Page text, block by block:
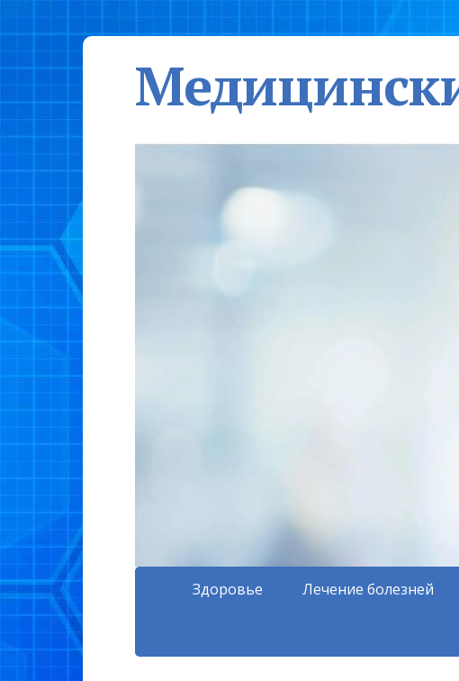
Здоровье Лечение болезней